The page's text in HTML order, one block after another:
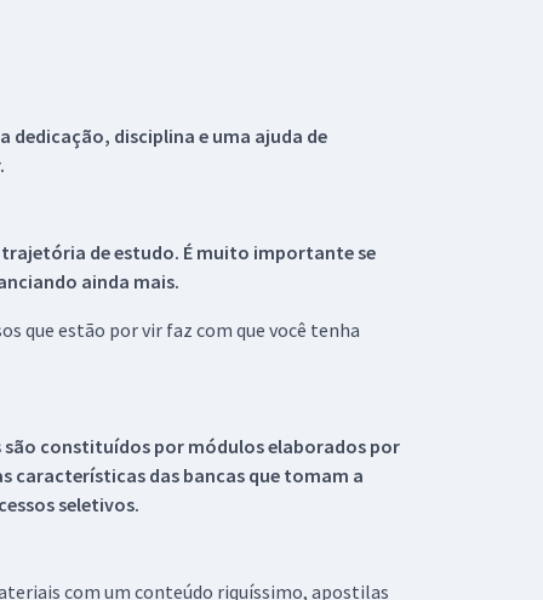
dedicação, disciplina e uma ajuda de
de estudo. É muito importante se
ainda mais.
que estão por vir faz com que você tenha
são constituídos por módulos elaborados por
características das bancas que tomam a
seletivos.
com um conteúdo riquíssimo, apostilas